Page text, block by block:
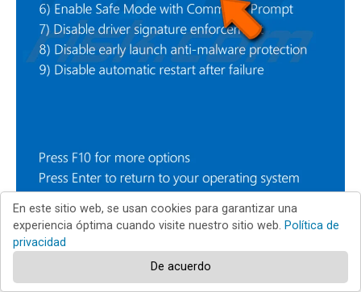
Vídeo que muestra cómo iniciar Windows 10 en «Modo
seguro con funciones de red»:
En este sitio web, se usan cookies para garantizar una
experiencia óptima cuando visite nuestro sitio web. Política de
privacidad
De acuerdo